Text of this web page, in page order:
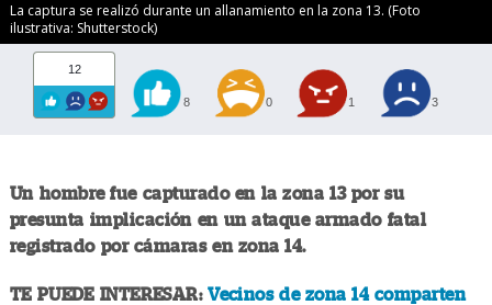
La captura se realizó durante un allanamiento en la zona 13. (Foto
ilustrativa: Shutterstock)
12
8 0 1 3
Un hombre fue capturado en la zona 13 por su
presunta implicación en un ataque armado fatal
registrado por cámaras en zona 14.
TE PUEDE INTERESAR:Vecinos de zona 14 comparten